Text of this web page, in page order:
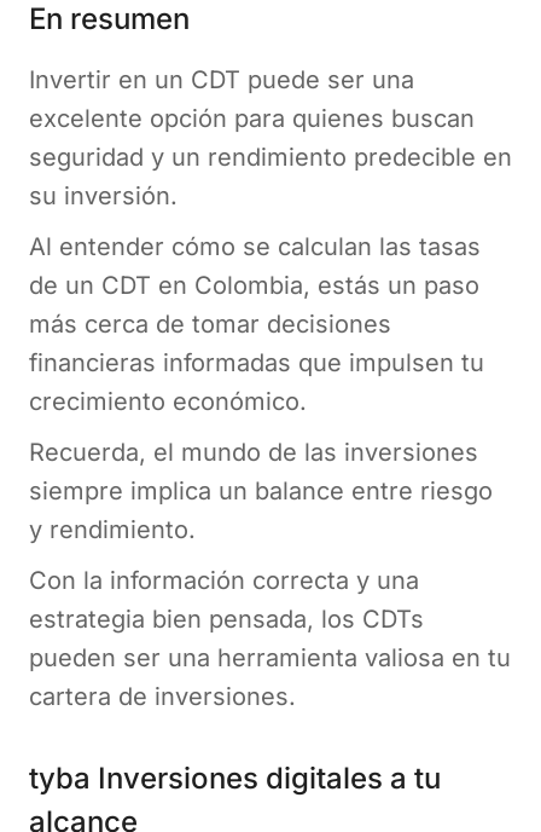
En resumen
Invertir en un CDT puede ser una
excelente opción para quienes buscan
seguridad y un rendimiento predecible en
su inversión.
Al entender cómo se calculan las tasas
de un CDT en Colombia, estás un paso
más cerca de tomar decisiones
financieras informadas que impulsen tu
crecimiento económico.
Recuerda, el mundo de las inversiones
siempre implica un balance entre riesgo
y rendimiento.
Con la información correcta y una
estrategia bien pensada, los CDTs
pueden ser una herramienta valiosa en tu
cartera de inversiones.
tyba Inversiones digitales a tu
alcance